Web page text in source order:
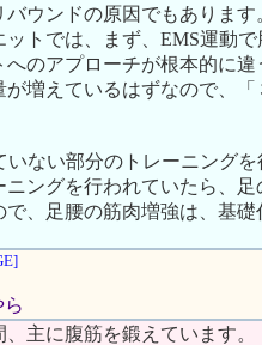
ウンドの原因でもあります
トでは、まず、EMS運動
のアプローチが根本的に違
が増えているはずなので、
いない部分のトレーニング
ングを行われていたら、
で、足腰の筋肉増強は、基
主に腹筋を鍛えています。